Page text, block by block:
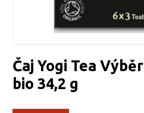
Čaj Yogi Tea
bio 34,2 g